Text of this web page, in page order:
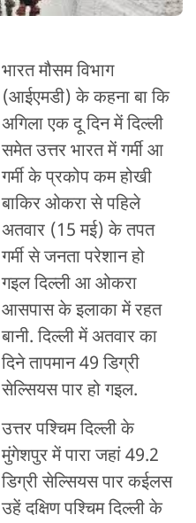
भारत मौसम विभाग
(आईएमडी) के कहना बा कि
अगिला एक दू दिन में दिल्ली
समेत उत्तर भारत में गर्मी आ
गर्मी के प्रकोप कम होखी
बाकिर ओकरा से पहिले
अतवार (15 मई) के तपत
गर्मी से जनता परेशान हो
गइल दिल्ली आ ओकरा
आसपास के इलाका में रहत
बानी. दिल्ली में अतवार का
दिने तापमान 49 डिग्री
सेल्सियस पार हो गइल.
उत्तर पश्चिम दिल्ली के
मुंगेशपुर में पारा जहां 49.2
डिग्री सेल्सियस पार कईलस
उहें दक्षिण पश्चिम दिल्ली के